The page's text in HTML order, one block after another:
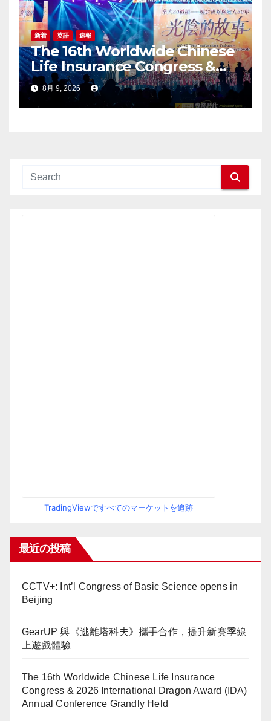
新着 英語 速報
The 16th Worldwide Chinese
Life Insurance Congress &
2026 International Dragon
Award (IDA) Annual
Conference Grandly Held
8月 9, 2026
TradingViewですべてのマーケットを追跡
最近の投稿
CCTV+: Int’l Congress of Basic Science opens in
Beijing
GearUP 與《逃離塔科夫》攜手合作，提升新賽季線
上遊戲體驗
The 16th Worldwide Chinese Life Insurance
Congress & 2026 International Dragon Award (IDA)
Annual Conference Grandly Held